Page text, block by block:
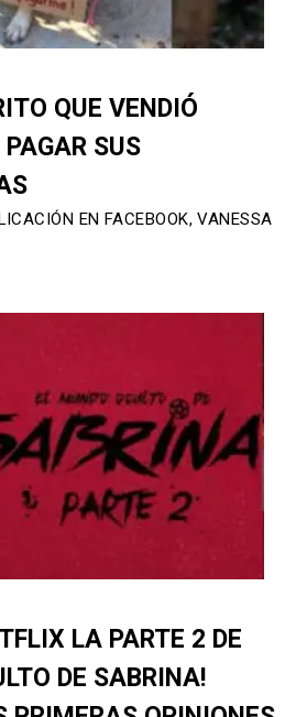
QUE VENDIÓ
SUS
EN FACEBOOK, VANESSA
LA PARTE 2 DE
DE SABRINA!